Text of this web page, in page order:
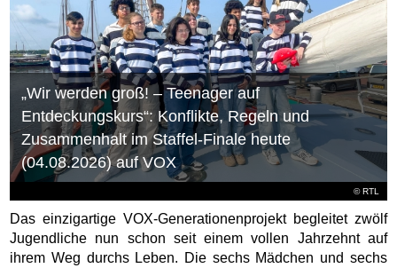
©RTL
„Wir werden groß! – Teenager auf
Entdeckungskurs“: Konflikte, Regeln und
Zusammenhalt im Staffel-Finale heute
(04.08.2026) auf VOX
Das einzigartige VOX-Generationenprojekt begleitet zwölf
Jugendliche nun schon seit einem vollen Jahrzehnt auf
ihrem Weg durchs Leben. Die sechs Mädchen und sechs